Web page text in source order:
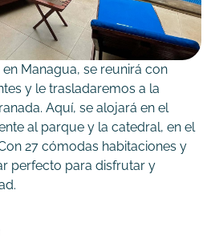
Managua, se reunirá con
y le trasladaremos a la
Aquí, se alojará en el
al parque y la catedral, en el
27 cómodas habitaciones y
perfecto para disfrutar y